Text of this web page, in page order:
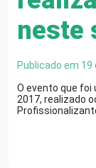
neste
Publicado em
O evento que foi
2017, realizado